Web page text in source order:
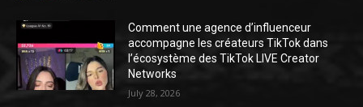
Comment une agence d’influenceur
accompagne les créateurs TikTok dans
l’écosystème des TikTok LIVE Creator
Networks
July 28, 2026